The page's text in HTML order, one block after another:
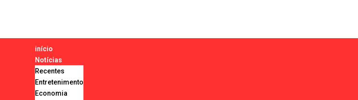
início
Notícias
Recentes
Entretenimento
Economia